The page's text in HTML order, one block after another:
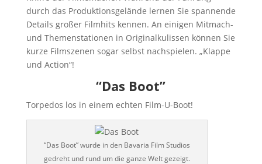
durch das Produktionsgelände lernen Sie spannende
Details großer Filmhits kennen. An einigen Mitmach-
und Themenstationen in Originalkulissen können Sie
kurze Filmszenen sogar selbst nachspielen. „Klappe
und Action“!
“Das Boot”
Torpedos los in einem echten Film-U-Boot!
“Das Boot” wurde in den Bavaria Film Studios
gedreht und rund um die ganze Welt gezeigt.